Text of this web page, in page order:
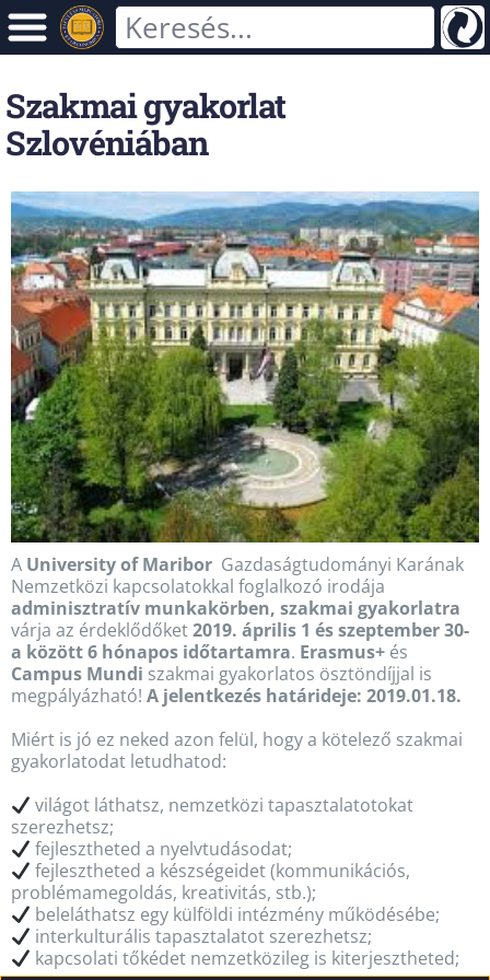
Szakmai gyakorlat
Szlovéniában
A University of Maribor Gazdaságtudományi Karának
Nemzetközi kapcsolatokkal foglalkozó irodája
adminisztratív munkakörben, szakmai gyakorlatra
várja az érdeklődőket2019. április 1 és szeptember 30-
a között 6 hónapos időtartamra. Erasmus+ és
Campus Mundi szakmai gyakorlatos ösztöndíjjal is
megpályázható! A jelentkezés határideje: 2019.01.18.
Miért is jó ez neked azon felül, hogy a kötelező szakmai
gyakorlatodat letudhatod:
világot láthatsz, nemzetközi tapasztalatotokat
szerezhetsz;
fejlesztheted a nyelvtudásodat;
fejlesztheted a készségeidet (kommunikációs,
problémamegoldás, kreativitás, stb.);
beleláthatsz egy külföldi intézmény működésébe;
interkulturális tapasztalatot szerezhetsz;
kapcsolati tőkédet nemzetközileg is kiterjesztheted;